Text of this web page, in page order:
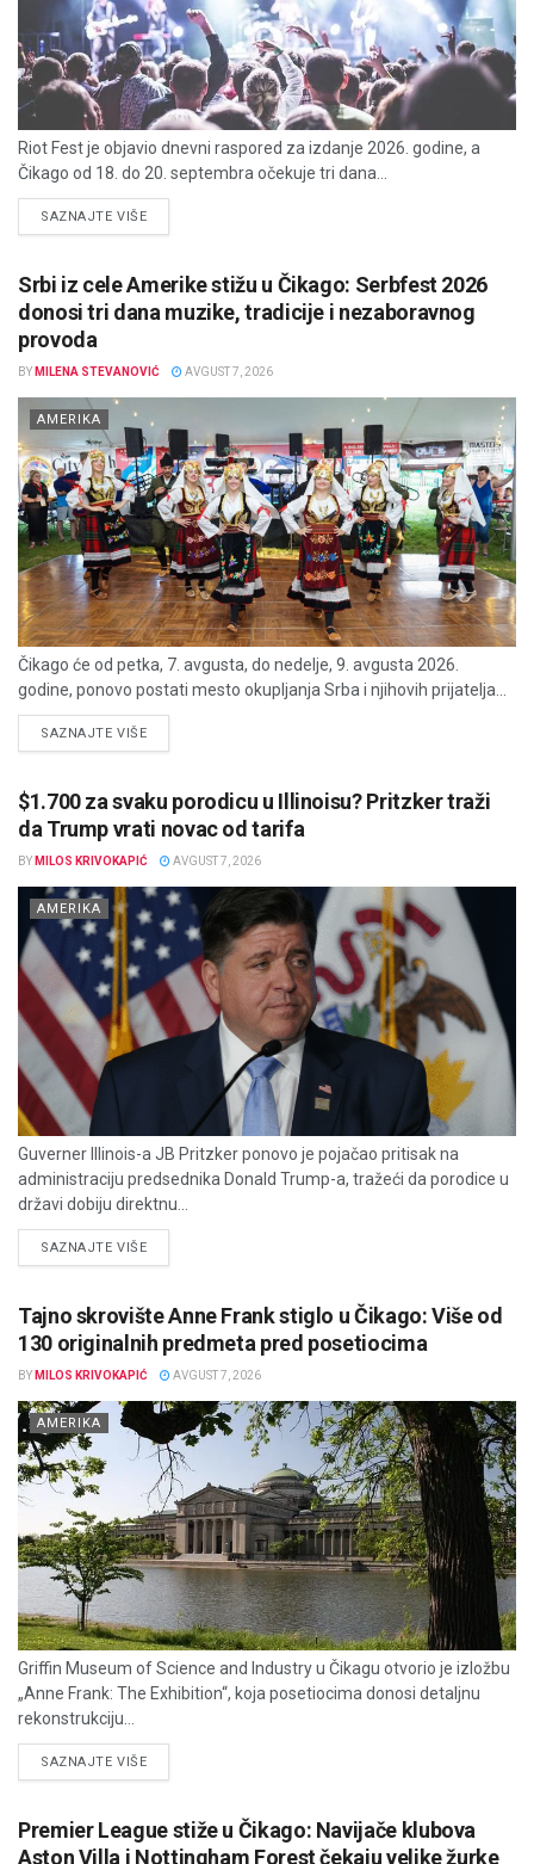
Riot Fest je objavio dnevni raspored za izdanje 2026. godine, a
Čikago od 18. do 20. septembra očekuje tri dana...
SAZNAJTE VIŠEDETAILS
Srbi iz cele Amerike stižu u Čikago: Serbfest 2026
donosi tri dana muzike, tradicije i nezaboravnog
provoda
BY MILENA STEVANOVIĆ AVGUST 7, 2026
AMERIKA
Čikago će od petka, 7. avgusta, do nedelje, 9. avgusta 2026.
godine, ponovo postati mesto okupljanja Srba i njihovih prijatelja...
SAZNAJTE VIŠEDETAILS
$1.700 za svaku porodicu u Illinoisu? Pritzker traži
da Trump vrati novac od tarifa
BY MILOS KRIVOKAPIĆ AVGUST 7, 2026
AMERIKA
Guverner Illinois-a JB Pritzker ponovo je pojačao pritisak na
administraciju predsednika Donald Trump-a, tražeći da porodice u
državi dobiju direktnu...
SAZNAJTE VIŠEDETAILS
Tajno skrovište Anne Frank stiglo u Čikago: Više od
130 originalnih predmeta pred posetiocima
BY MILOS KRIVOKAPIĆ AVGUST 7, 2026
AMERIKA
Griffin Museum of Science and Industry u Čikagu otvorio je izložbu
„Anne Frank: The Exhibition“, koja posetiocima donosi detaljnu
rekonstrukciju...
SAZNAJTE VIŠEDETAILS
Premier League stiže u Čikago: Navijače klubova
Aston Villa i Nottingham Forest čekaju velike žurke